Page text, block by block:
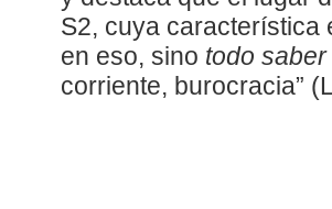
S2, cuya característica
en eso, sino todo saber
corriente, burocracia”